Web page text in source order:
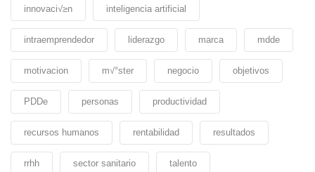
innovaci√≥n inteligencia artificial
intraemprendedor liderazgo marca mdde
motivacion m√°ster negocio objetivos
PDDe personas productividad
recursos humanos rentabilidad resultados
rrhh sector sanitario talento